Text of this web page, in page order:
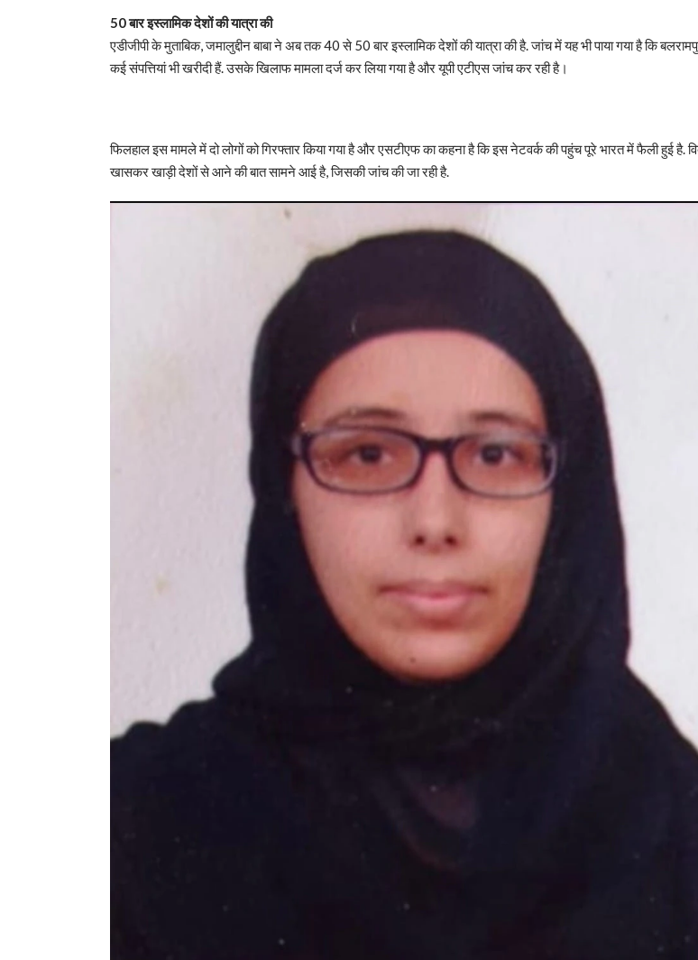
50 बार इस्लामिक देशों की यात्रा की
एडीजीपी के मुताबिक, जमालुद्दीन बाबा ने अब तक 40 से 50 बार इस्लामिक देशों की यात्रा की है. जांच में यह भी पाया गया है कि
कई संपत्तियां भी खरीदी हैं. उसके खिलाफ मामला दर्ज कर लिया गया है और यूपी एटीएस जांच कर रही है।
फिलहाल इस मामले में दो लोगों को गिरफ्तार किया गया है और एसटीएफ का कहना है कि इस नेटवर्क की पहुंच पूरे भारत में फैली हुई है.
खासकर खाड़ी देशों से आने की बात सामने आई है, जिसकी जांच की जा रही है.